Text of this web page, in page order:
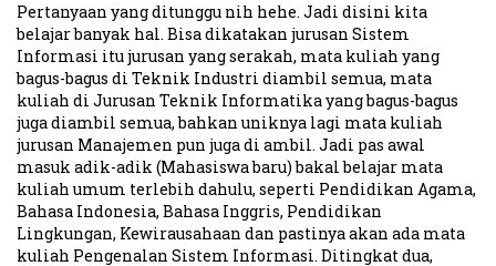
Pertanyaan yang ditunggu nih hehe. Jadi disini kita
belajar banyak hal. Bisa dikatakan jurusan Sistem
Informasi itu jurusan yang serakah, mata kuliah yang
bagus-bagus di Teknik Industri diambil semua, mata
kuliah di Jurusan Teknik Informatika yang bagus-bagus
juga diambil semua, bahkan uniknya lagi mata kuliah
jurusan Manajemen pun juga di ambil. Jadi pas awal
masuk adik-adik (Mahasiswa baru) bakal belajar mata
kuliah umum terlebih dahulu, seperti Pendidikan Agama,
Bahasa Indonesia, Bahasa Inggris, Pendidikan
Lingkungan, Kewirausahaan dan pastinya akan ada mata
kuliah Pengenalan Sistem Informasi. Ditingkat dua,